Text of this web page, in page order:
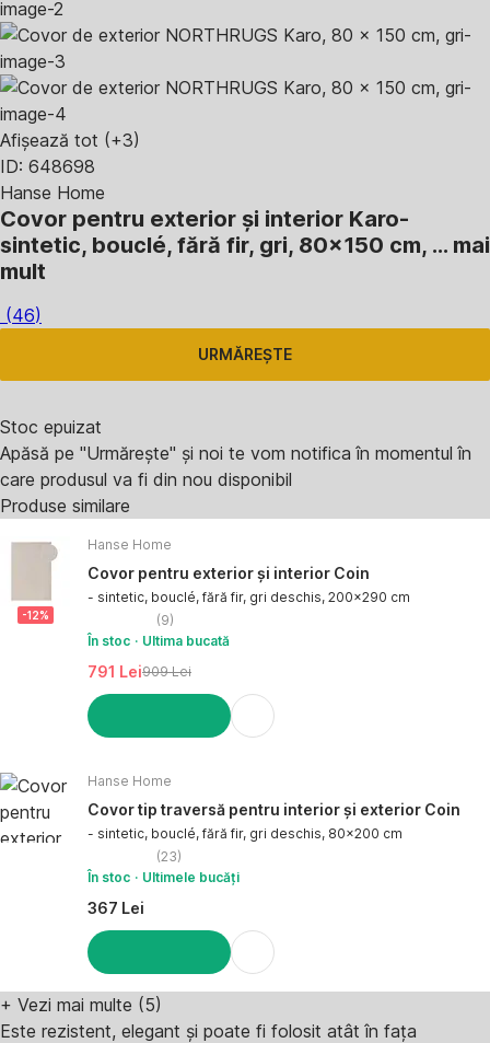
Afișează tot (+3)
ID: 648698
Hanse Home
Covor pentru exterior și interior Karo-
sintetic, bouclé, fără fir, gri, 80x150 cm, … mai
mult
(46)
URMĂREȘTE
Stoc epuizat
Apăsă pe "Urmărește" și noi te vom notifica în momentul în
care produsul va fi din nou disponibil
Produse similare
-12%
Hanse Home
Covor pentru exterior și interior Coin
- sintetic, bouclé, fără fir, gri deschis, 200x290 cm
(9)
În stoc
Ultima bucată
791 Lei909 Lei
Hanse Home
Covor tip traversă pentru interior și exterior Coin
- sintetic, bouclé, fără fir, gri deschis, 80x200 cm
(23)
În stoc
Ultimele bucăți
367 Lei
+ Vezi mai multe (5)
Este rezistent, elegant și poate fi folosit atât în fața